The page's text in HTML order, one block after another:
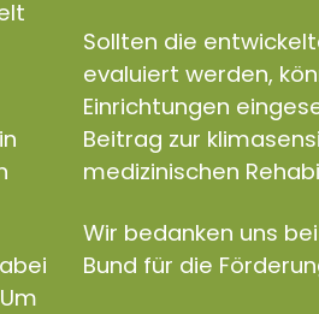
Sollten die
evaluiert werden,
Einrichtungen
Beitrag zur
medizinischen
Wir bedanken uns
Bund für die